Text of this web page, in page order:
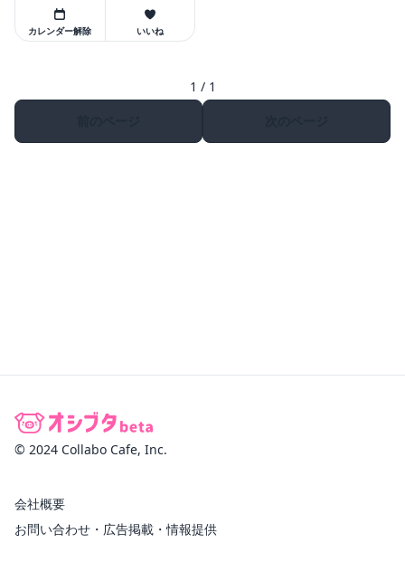
カレンダー解除 いいね
1 / 1
© 2024 Collabo Cafe, Inc.
会社概要
お問い合わせ・広告掲載・情報提供